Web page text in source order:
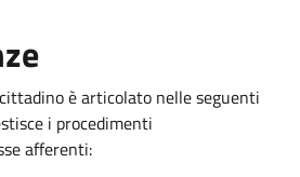
è articolato nelle seguenti
i procedimenti
afferenti: